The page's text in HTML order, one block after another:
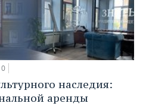
наследия:
аренды